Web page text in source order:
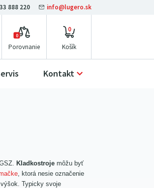
Porovnanie
0
0
Kontakt
888 220 info@lugero.sk
Kladkostroje môžu byť
, ktorá nesie označenie
Typicky svoje